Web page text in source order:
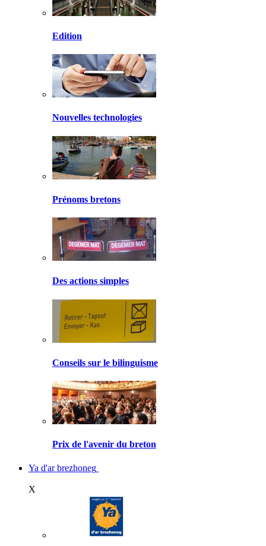
Edition
Nouvelles technologies
Prénoms bretons
Des actions simples
Conseils sur le bilinguisme
Prix de l'avenir du breton
Ya d'ar brezhoneg
X